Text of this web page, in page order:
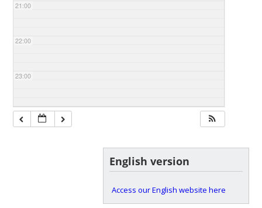
21:00
22:00
23:00
English version
Access our English website here